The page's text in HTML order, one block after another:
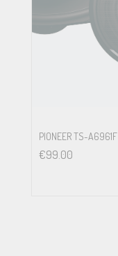
PIONEER TS-A6961F
€99.00